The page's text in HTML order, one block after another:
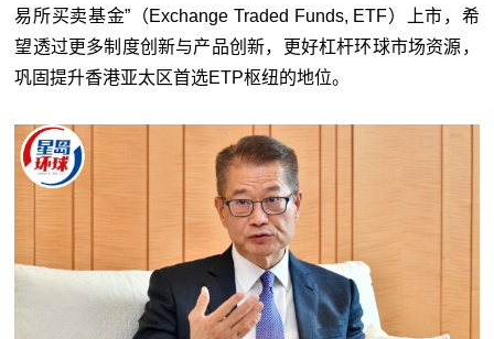
易所买卖基金”（Exchange Traded Funds, ETF）上市，希
望透过更多制度创新与产品创新，更好杠杆环球市场资源，
巩固提升香港亚太区首选ETP枢纽的地位。